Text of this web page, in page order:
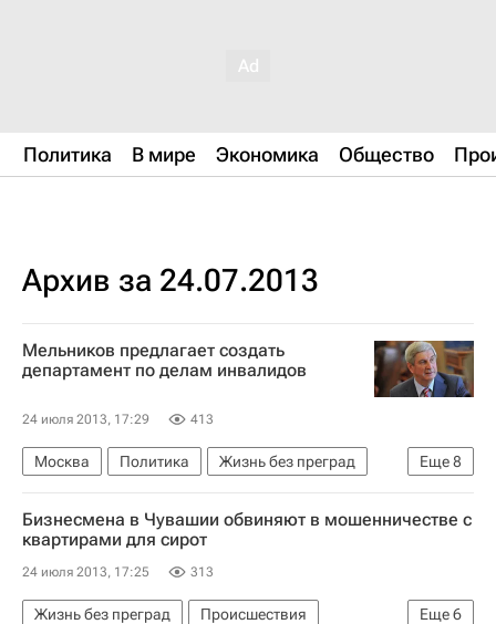
Политика В мире Экономика Общество
Архив за 24.07.2013
Мельников предлагает создать
департамент по делам инвалидов
24 июля 2013, 17:29 413
Еще8
Москва Политика
Жизнь без преград
Подготовка к досрочным выборам мэра Москвы
Европа
Центральный ФО
Весь мир
Иван Мельников
КПРФ
Россия
Бизнесмена в Чувашии обвиняют в мошенничестве с
квартирами для сирот
24 июля 2013, 17:25 313
Еще6
Жизнь без преград
Происшествия